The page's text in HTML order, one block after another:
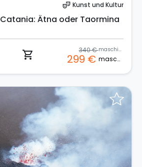
theater_comedy Kunst und Kultur
Ätna oder Taormina
shopping_cart 340 € maschine
299 € maschine